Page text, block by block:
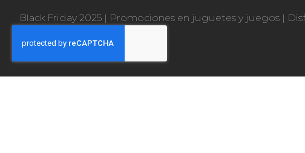
Black Friday 2025 | Promociones en juguetes y juegos |